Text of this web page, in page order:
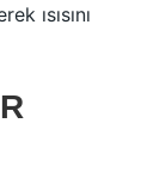
ısısını